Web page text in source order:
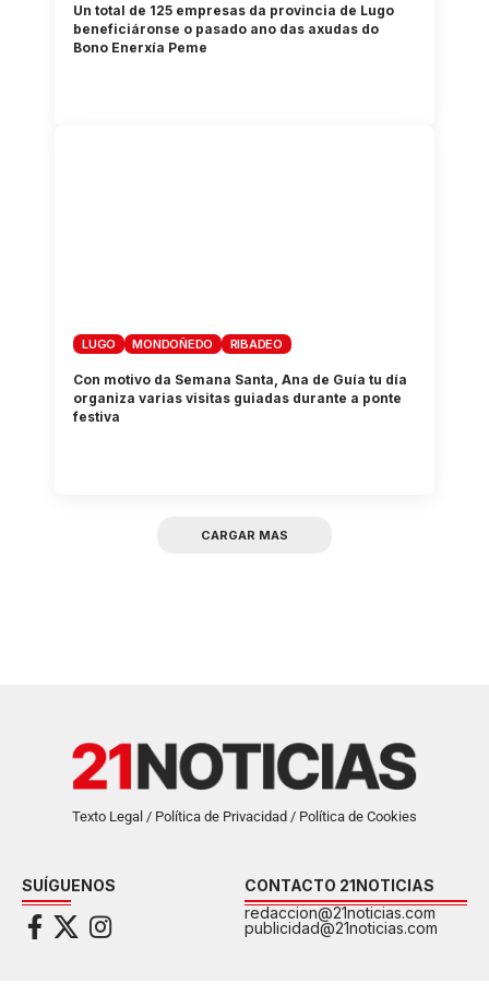
Un total de 125 empresas da provincia de Lugo
beneficiáronse o pasado ano das axudas do
Bono Enerxía Peme
LUGO MONDOÑEDO RIBADEO
Con motivo da Semana Santa, Ana de Guía tu día
organiza varias visitas guiadas durante a ponte
festiva
CARGAR MAS
Texto Legal / Política de Privacidad / Política de Cookies
SUÍGUENOS
CONTACTO 21NOTICIAS
redaccion@21noticias.com
publicidad@21noticias.com